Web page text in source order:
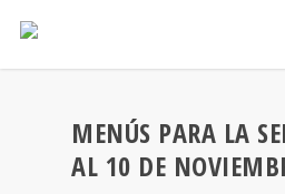
MENÚS PARA LA
AL 10 DE